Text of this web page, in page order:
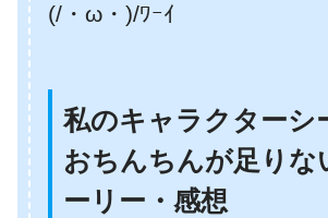
(/・ω・)/ﾜｰｲ
私のキャラクターシ
おちんちんが足り
ーリー・感想